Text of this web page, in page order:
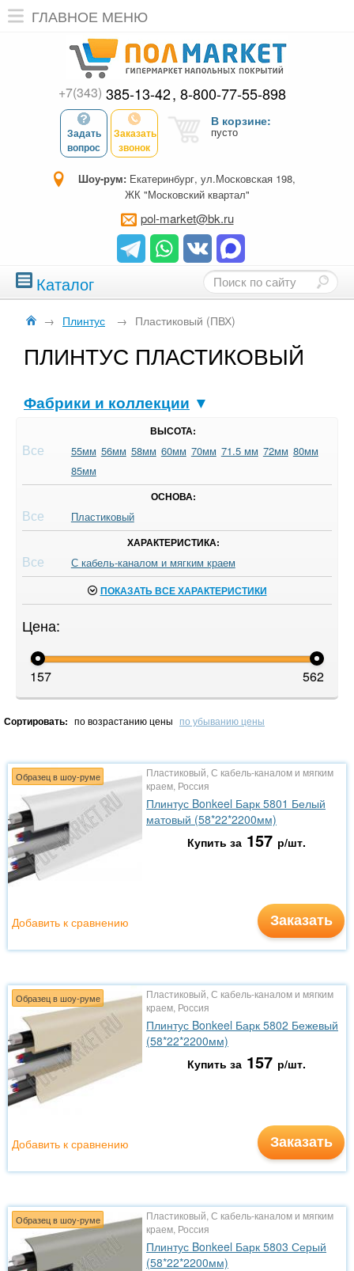
ГЛАВНОЕ МЕНЮ
+7(343) 385-13-42 8-800-77-55-898
Задать
вопрос
Заказать
звонок
В корзине:
пусто
Шоу-рум: Екатеринбург, ул.Московская 198,
ЖК "Московский квартал"
pol-market@bk.ru
Каталог
→ Плинтус → Пластиковый (ПВХ)
ПЛИНТУС ПЛАСТИКОВЫЙ
Фабрики и коллекции ▼
ВЫСОТА:
Все 55мм 56мм 58мм 60мм 70мм 71.5 мм 72мм 80мм
85мм
ОСНОВА:
Все Пластиковый
ХАРАКТЕРИСТИКА:
Все С кабель-каналом и мягким краем
ПОКАЗАТЬ ВСЕ ХАРАКТЕРИСТИКИ
Цена:
157 562
Сортировать: по возрастанию цены по убыванию цены
Образец в шоу-руме
Пластиковый, С кабель-каналом и мягким
краем, Россия
Плинтус Bonkeel Барк 5801 Белый
матовый (58*22*2200мм)
Купить за 157 р/шт.
Заказать
Добавить к сравнению
Образец в шоу-руме
Пластиковый, С кабель-каналом и мягким
краем, Россия
Плинтус Bonkeel Барк 5802 Бежевый
(58*22*2200мм)
Купить за 157 р/шт.
Заказать
Добавить к сравнению
Образец в шоу-руме
Пластиковый, С кабель-каналом и мягким
краем, Россия
Плинтус Bonkeel Барк 5803 Серый
(58*22*2200мм)